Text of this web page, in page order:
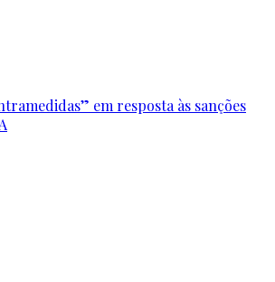
em resposta às sanções